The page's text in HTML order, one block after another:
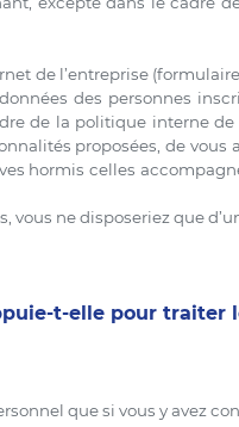
de l’entreprise
des personnes
de la politique interne
proposées, de
hormis celles
ne disposeriez que
t-elle pour traiter
que si vous y avez